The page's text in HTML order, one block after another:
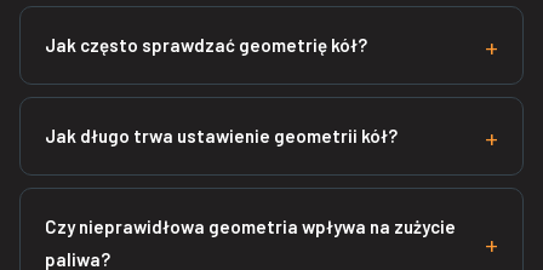
Jak często sprawdzać geometrię kół?
Jak długo trwa ustawienie geometrii kół?
Czy nieprawidłowa geometria wpływa na zużycie
paliwa?